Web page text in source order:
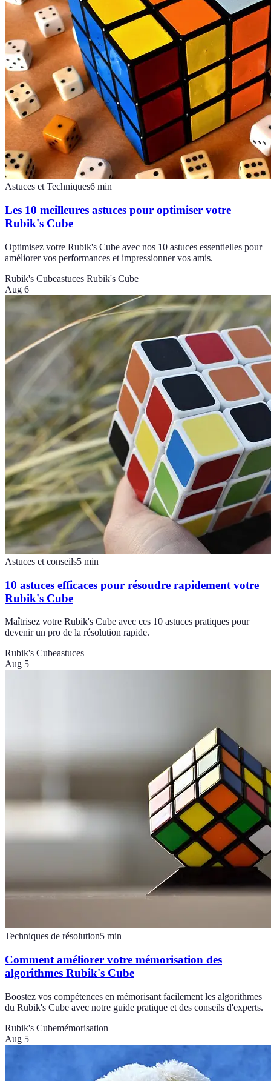
Astuces et Techniques6 min
Les 10 meilleures astuces pour optimiser votre
Rubik's Cube
Optimisez votre Rubik's Cube avec nos 10 astuces essentielles pour
améliorer vos performances et impressionner vos amis.
Rubik's Cubeastuces Rubik's Cube
Aug 6
Astuces et conseils5 min
10 astuces efficaces pour résoudre rapidement votre
Rubik's Cube
Maîtrisez votre Rubik's Cube avec ces 10 astuces pratiques pour
devenir un pro de la résolution rapide.
Rubik's Cubeastuces
Aug 5
Techniques de résolution5 min
Comment améliorer votre mémorisation des
algorithmes Rubik's Cube
Boostez vos compétences en mémorisant facilement les algorithmes
du Rubik's Cube avec notre guide pratique et des conseils d'experts.
Rubik's Cubemémorisation
Aug 5